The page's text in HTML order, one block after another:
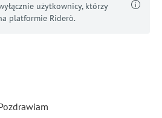
użytkownicy, którzy
platformie Riderò.